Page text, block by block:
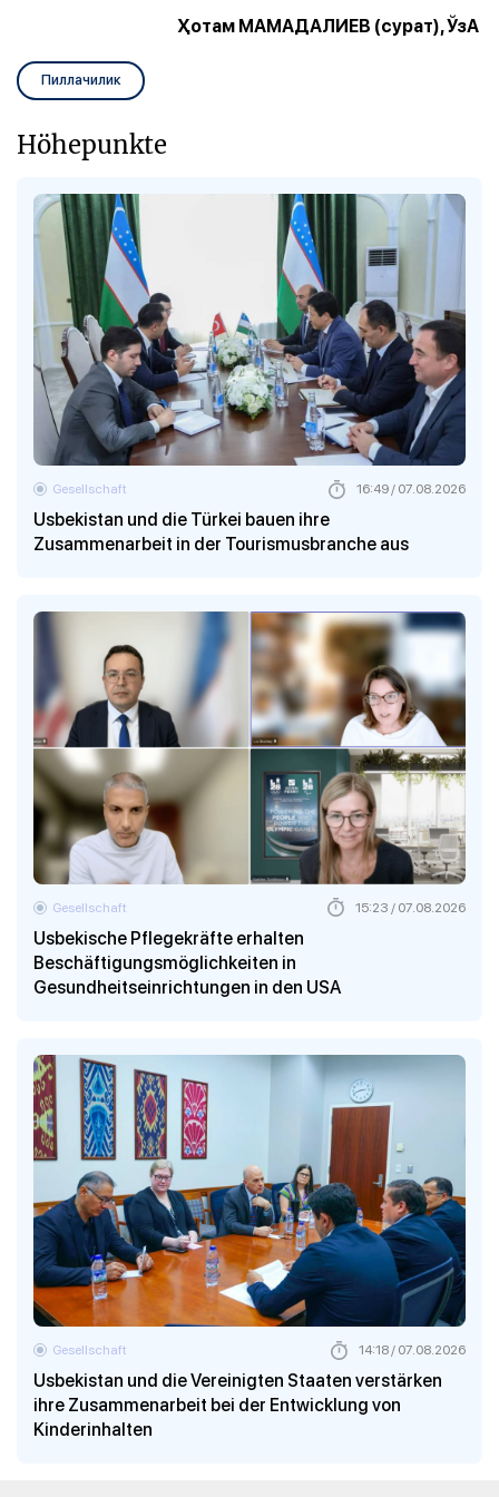
Ҳотам МАМАДАЛИЕВ (сурат), ЎзА
Пиллачилик
Höhepunkte
Usbekistan und die Türkei bauen ihre
Zusammenarbeit in der Tourismusbranche aus
Gesellschaft 16:49 / 07.08.2026
Usbekische Pflegekräfte erhalten
Beschäftigungsmöglichkeiten in
Gesundheitseinrichtungen in den USA
Gesellschaft 15:23 / 07.08.2026
Usbekistan und die Vereinigten Staaten verstärken
ihre Zusammenarbeit bei der Entwicklung von
Kinderinhalten
Gesellschaft 14:18 / 07.08.2026